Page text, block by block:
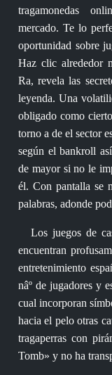
tragamonedas
mercado. Te lo
oportunidad sobre
Haz clic alrededor
Ra, revela las
leyenda. Una
obligado como
torno a de el sector
según el bankroll
de mayor si no le
él. Con pantalla se
palabras, adonde
Los juegos de
encuentran
entretenimiento
nâº de jugadores y
cual incorporan
hacia el pelo otras
tragaperras con
Tomb» y no ha